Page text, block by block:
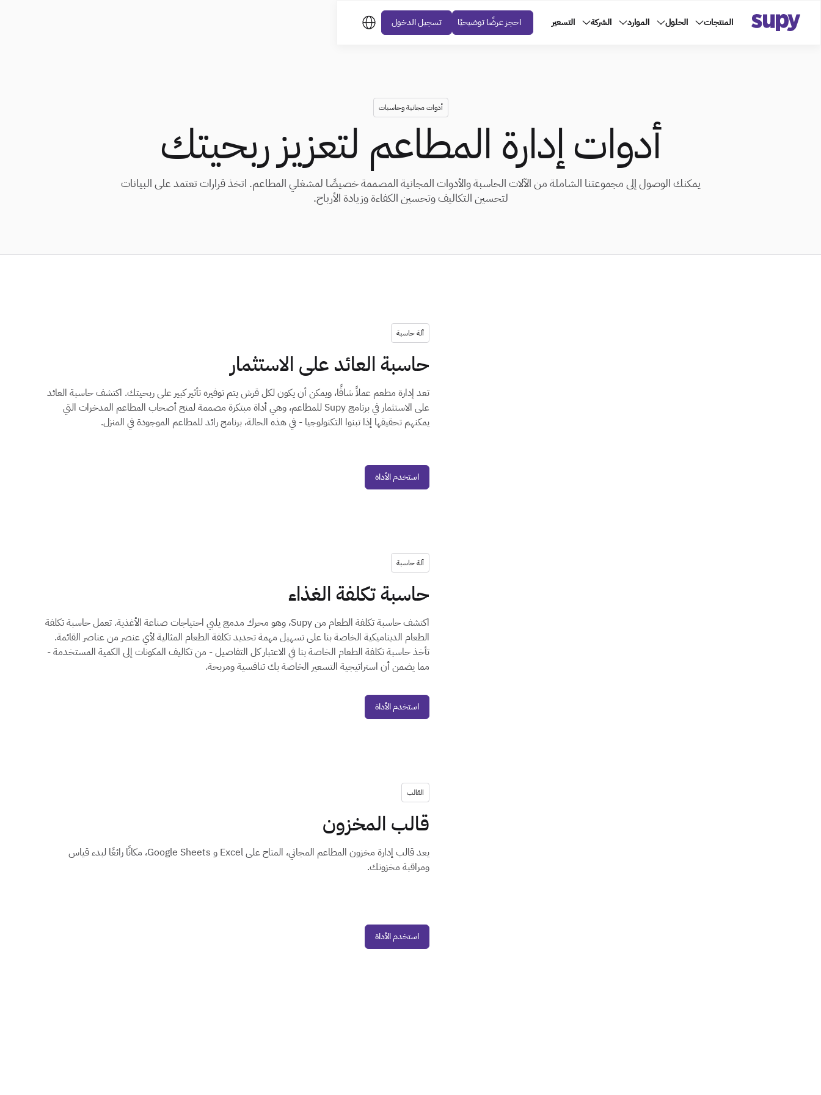
المنتجات الحلول الموارد الشركة التسعير احجز عرضًا توضيحيًا تسجيل الدخول
أدوات مجانية وحاسبات
أدوات إدارة المطاعم لتعزيز ربحيتك
يمكنك الوصول إلى مجموعتنا الشاملة من الآلات الحاسبة والأدوات المجانية المصممة خصيصًا لمشغلي المطاعم. اتخذ قرارات تعتمد على البيانات
لتحسين التكاليف وتحسين الكفاءة وزيادة الأرباح.
آلة حاسبة
حاسبة العائد على الاستثمار
تعد إدارة مطعم عملاً شاقًا، ويمكن أن يكون لكل قرش يتم توفيره تأثير كبير على ربحيتك. اكتشف حاسبة العائد
على الاستثمار في برنامج Supy للمطاعم، وهي أداة مبتكرة مصممة لمنح أصحاب المطاعم المدخرات التي
يمكنهم تحقيقها إذا تبنوا التكنولوجيا - في هذه الحالة، برنامج رائد للمطاعم الموجودة في المنزل.
استخدم الأداة
آلة حاسبة
حاسبة تكلفة الغذاء
اكتشف حاسبة تكلفة الطعام من Supy، وهو محرك مدمج يلبي احتياجات صناعة الأغذية. تعمل حاسبة تكلفة
الطعام الديناميكية الخاصة بنا على تسهيل مهمة تحديد تكلفة الطعام المثالية لأي عنصر من عناصر القائمة.
تأخذ حاسبة تكلفة الطعام الخاصة بنا في الاعتبار كل التفاصيل - من تكاليف المكونات إلى الكمية المستخدمة -
مما يضمن أن استراتيجية التسعير الخاصة بك تنافسية ومربحة.
استخدم الأداة
القالب
قالب المخزون
يعد قالب إدارة مخزون المطاعم المجاني، المتاح على Excel و Google Sheets، مكانًا رائعًا لبدء قياس
ومراقبة مخزونك.
استخدم الأداة